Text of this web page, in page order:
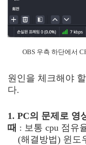
OBS 우측 하단에서
원인을 체크해야
다.
1. PC의 문제로 영
때 : 보통 cpu 점유
(해결방법) 윈도